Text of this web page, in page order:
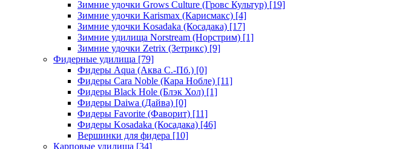
Зимние удочки Grows Culture (Гровс Культур) [19]
Зимние удочки Karismax (Карисмакс) [4]
Зимние удочки Kosadaka (Косадака) [17]
Зимние удилища Norstream (Норстрим) [1]
Зимние удочки Zetrix (Зетрикс) [9]
Фидерные удилища [79]
Фидеры Aqua (Аква С.-Пб.) [0]
Фидеры Cara Noble (Кара Нобле) [11]
Фидеры Black Hole (Блэк Хол) [1]
Фидеры Daiwa (Дайва) [0]
Фидеры Favorite (Фаворит) [11]
Фидеры Kosadaka (Косадака) [46]
Вершинки для фидера [10]
Карповые удилища [34]